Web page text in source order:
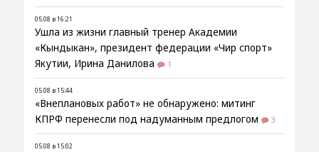
05.08 в 16:21
Ушла из жизни главный тренер Академии
«Кындыкан», президент федерации «Чир спорт»
Якутии, Ирина Данилова
1
05.08 в 15:44
«Внеплановых работ» не обнаружено: митинг
КПРФ перенесли под надуманным предлогом
3
05.08 в 15:02